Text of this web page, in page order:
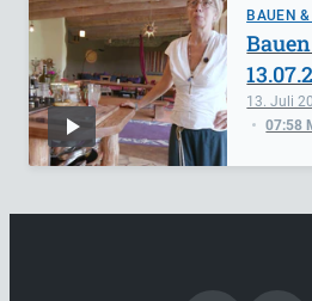
BAUEN
13. Juli
07:58